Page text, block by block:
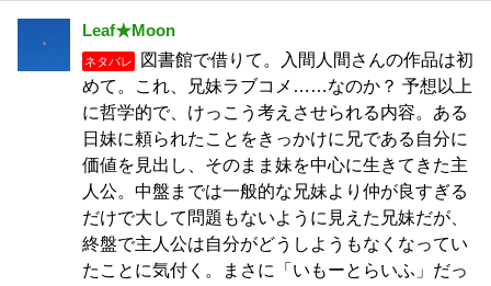
Leaf★Moon
ネタバレ
図書館で借りて。入間人間さんの作品は初
めて。これ、兄妹ラブコメ……なのか？ 予想以上
に哲学的で、けっこう考えさせられる内容。ある
日妹に頼られたことをきっかけに兄である自分に
価値を見出し、そのまま妹を中心に生きてきた主
人公。中盤までは一般的な兄妹より仲が良すぎる
だけで大して問題もないように見えた兄妹だが、
終盤で主人公は自分がどうしようもなくなってい
たことに気付く。まさに「いもーとらいふ」だっ